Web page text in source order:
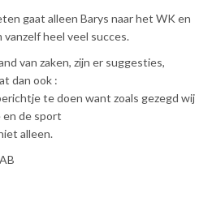
gaat alleen Barys naar het WK en
vanzelf heel veel succes.
van zaken, zijn er suggesties,
dan ook :
te doen want zoals gezegd wij
en de sport
alleen.